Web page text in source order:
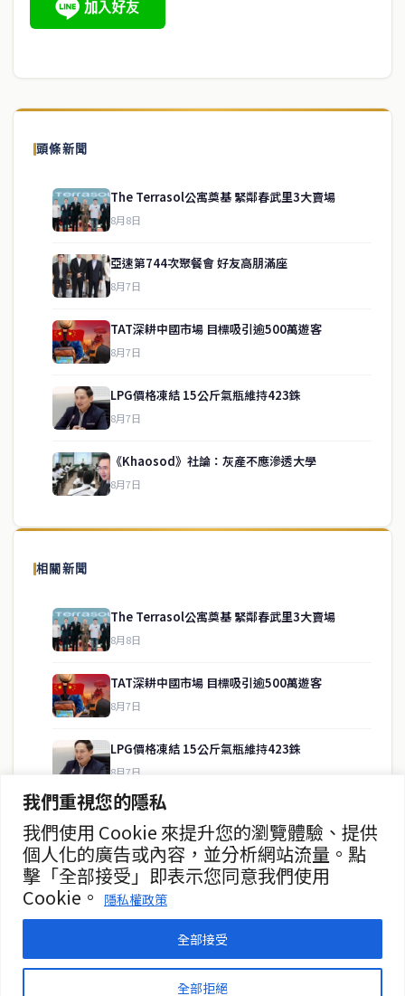
我們重視您的隱私
我們使用 Cookie 來提升您的瀏覽體驗、提供
個人化的廣告或內容，並分析網站流量。點
擊「全部接受」即表示您同意我們使用
Cookie。
隱私權政策
全部拒絕
全部接受
頭條新聞
The Terrasol公寓奠基 緊鄰春武里3大賣場
8月8日
亞速第744次聚餐會 好友高朋滿座
8月7日
TAT深耕中國市場 目標吸引逾500萬遊客
8月7日
LPG價格凍結 15公斤氣瓶維持423銖
8月7日
《Khaosod》社論：灰產不應滲透大學
8月7日
相關新聞
The Terrasol公寓奠基 緊鄰春武里3大賣場
8月8日
TAT深耕中國市場 目標吸引逾500萬遊客
8月7日
LPG價格凍結 15公斤氣瓶維持423銖
8月7日
泰緬商務論壇2026 目標120億美元
8月7日
政府儲蓄債券超額認購8.2倍
8月7日
關於我們
泰國中文新聞（TCN）是一家總部設於曼谷的中文新聞媒體，致力於
供即時、客觀、多元的中文新聞內容。
房地產
聯絡資訊
歡迎來信洽詢合作事宜
或提供新聞線索
service@thaichinesenews.com
© 2026 泰國中文新聞 TCN — All Rights Reserved
service@thaichinesenews.com